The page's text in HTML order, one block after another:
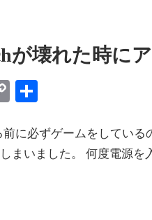
が壊れた時に
Copy
共
に必ずゲームをしてい
まいました。 何度電源